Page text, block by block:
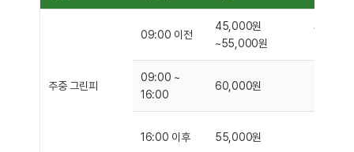
주중 그린피
09:00 이전
45,000원
~55,000원
새벽 시
도 적합
09:00 ~
16:00
60,000원
16:00 이후 55,000원